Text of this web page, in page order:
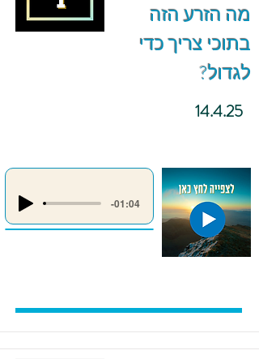
מה הזרע הזה
בתוכי צריך כדי
לגדול?
14.4.25
-01:04